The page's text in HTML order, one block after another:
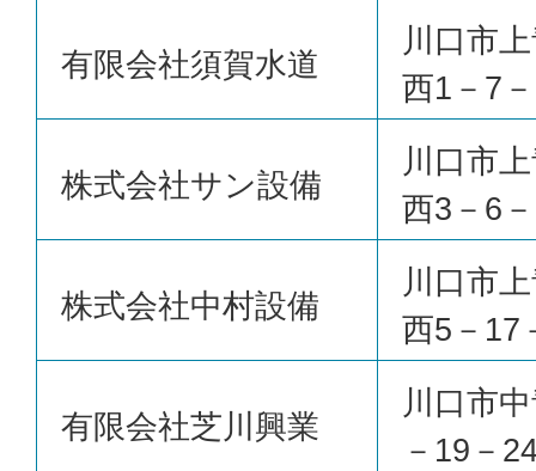
有限会社須賀水道
川口市
西1－7
株式会社サン設備
川口市
西3－6
株式会社中村設備
川口市
西5－17
有限会社芝川興業
川口市
－19－